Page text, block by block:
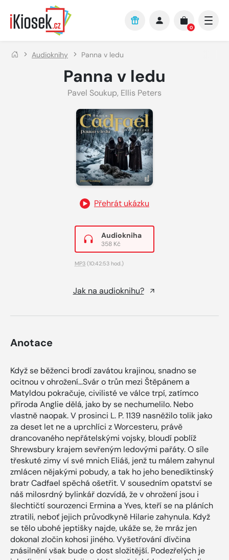
Přejít na hlavní obsah
0
Audioknihy Panna v ledu
Panna v ledu
Pavel Soukup, Ellis Peters
Přehrát ukázku
Audiokniha
358 Kč
MP3 (10:42:53 hod.)
Jak na audioknihu?
Anotace
Když se běženci brodí zavátou krajinou, snadno se
ocitnou v ohrožení…Svár o trůn mezi Štěpánem a
Matyldou pokračuje, civilisté ve válce trpí, zatímco
příroda Anglie dělá, jako by se nechumelilo. Nebo
vlastně naopak. V prosinci L. P. 1139 nasněžilo tolik jako
za deset let ne a uprchlíci z Worcesteru, právě
drancovaného nepřátelskými vojsky, bloudí poblíž
Shrewsbury krajem sevřeným ledovými pařáty. O síle
třeskuté zimy ví své mnich Eliáš, jenž tu málem zahynul
zmlácen nějakými pobudy, a tak ho jeho benediktinský
bratr Cadfael spěchá ošetřit. V sousedním opatství se
náš milosrdný bylinkář dozvídá, že v ohrožení jsou i
šlechtičtí sourozenci Ermina a Yves, kteří se na pláních
ztratili, neboť jejich průvodkyně Hilarie zahynula. Když
se tělo ubohé jeptišky najde, ukáže se, že mráz jen
dokonal zločin kohosi jiného. Vyšetřování dívčina
znásilnění však bude o dost složitější. Podezřelých je